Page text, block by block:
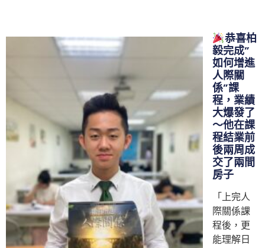
恭喜柏
毅完成”
如何增進
人際關
係”課
程，業績
大爆發了
～他在課
程結業前
後兩周成
交了兩間
房子
「上完人
際關係課
程後，更
能理解日